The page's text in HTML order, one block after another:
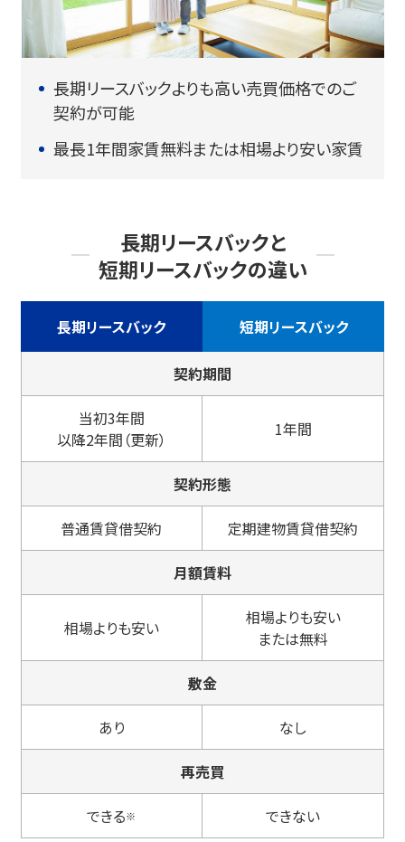
長期リースバックよりも高い売買価格でのご
契約が可能
最長1年間家賃無料または相場より安い家賃
長期リースバックと
短期リースバックの違い
長期リースバック 短期リースバック
契約期間
当初3年間
以降2年間（更新）
1年間
契約形態
普通賃貸借契約 定期建物賃貸借契約
月額賃料
相場よりも安い
相場よりも安い
または無料
敷金
あり なし
再売買
できる※ できない